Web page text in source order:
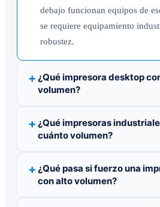
debajo funcionan equipos de
se requiere equipamiento
robustez.
¿Qué impresora desktop
volumen?
¿Qué impresoras
cuánto volumen?
¿Qué pasa si fuerzo una
con alto volumen?